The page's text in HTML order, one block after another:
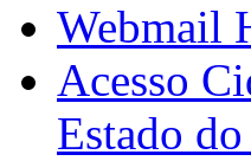
Webmail
Acesso
Estado